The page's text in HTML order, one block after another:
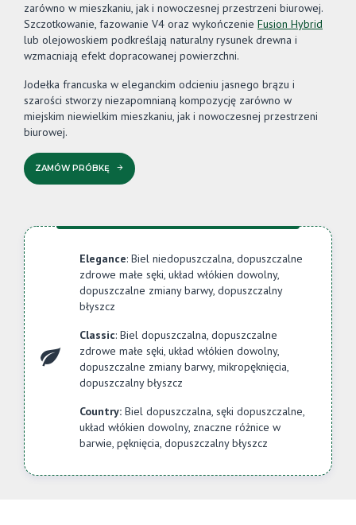
zarówno w mieszkaniu, jak i nowoczesnej przestrzeni biurowej.
Szczotkowanie, fazowanie V4 oraz wykończenie Fusion Hybrid
lub olejowoskiem podkreślają naturalny rysunek drewna i
wzmacniają efekt dopracowanej powierzchni.
Jodełka francuska w eleganckim odcieniu jasnego brązu i
szarości stworzy niezapomnianą kompozycję zarówno w
miejskim niewielkim mieszkaniu, jak i nowoczesnej przestrzeni
biurowej.
ZAMÓW PRÓBKĘ
Elegance: Biel niedopuszczalna, dopuszczalne
zdrowe małe sęki, układ włókien dowolny,
dopuszczalne zmiany barwy, dopuszczalny
błyszcz
Classic: Biel dopuszczalna, dopuszczalne
zdrowe małe sęki, układ włókien dowolny,
dopuszczalne zmiany barwy, mikropęknięcia,
dopuszczalny błyszcz
Country: Biel dopuszczalna, sęki dopuszczalne,
układ włókien dowolny, znaczne różnice w
barwie, pęknięcia, dopuszczalny błyszcz